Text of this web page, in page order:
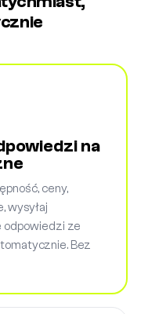
na
ceny,
wysyłaj
odpowiedzi ze
Bez